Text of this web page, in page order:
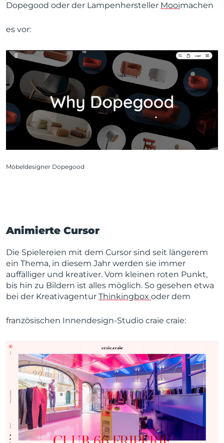
Dopegood oder der Lampenhersteller Mooimachen
es vor:
Möbeldesigner Dopegood
Animierte Cursor
Die Spielereien mit dem Cursor sind seit längerem
ein Thema, in diesem Jahr werden sie immer
auffälliger und kreativer. Vom kleinen roten Punkt,
bis hin zu Bildern ist alles möglich. So gesehen etwa
bei der Kreativagentur Thinkingbox oder dem
französischen Innendesign-Studio craie craie: